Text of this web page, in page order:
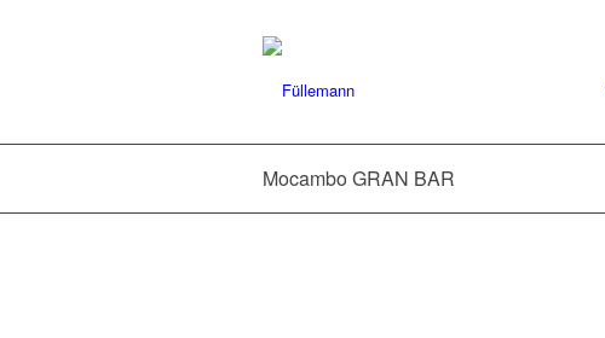
Mocambo GRAN BAR